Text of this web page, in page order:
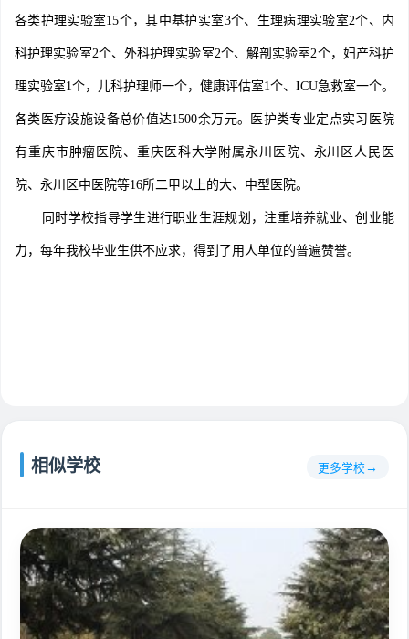
各类护理实验室15个，其中基护实室3个、生理病理实验室2个、内
科护理实验室2个、外科护理实验室2个、解剖实验室2个，妇产科护
理实验室1个，儿科护理师一个，健康评估室1个、ICU急救室一个。
各类医疗设施设备总价值达1500余万元。医护类专业定点实习医院
有重庆市肿瘤医院、重庆医科大学附属永川医院、永川区人民医
院、永川区中医院等16所二甲以上的大、中型医院。
同时学校指导学生进行职业生涯规划，注重培养就业、创业能
力，每年我校毕业生供不应求，得到了用人单位的普遍赞誉。
相似学校 更多学校